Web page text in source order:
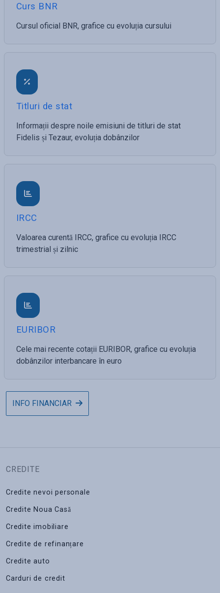
Curs BNR
Cursul oficial BNR, grafice cu evoluția cursului
Titluri de stat
Informații despre noile emisiuni de titluri de stat
Fidelis și Tezaur, evoluția dobânzilor
IRCC
Valoarea curentă IRCC, grafice cu evoluția IRCC
trimestrial și zilnic
EURIBOR
Cele mai recente cotații EURIBOR, grafice cu evoluția
dobânzilor interbancare în euro
INFO FINANCIAR
CREDITE
Credite nevoi personale
Credite Noua Casă
Credite imobiliare
Credite de refinanțare
Credite auto
Carduri de credit